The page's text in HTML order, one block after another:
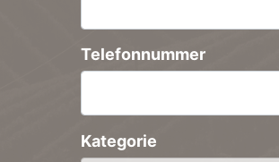
Telefonnummer
Kategorie